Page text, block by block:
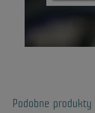
Podobne produkty